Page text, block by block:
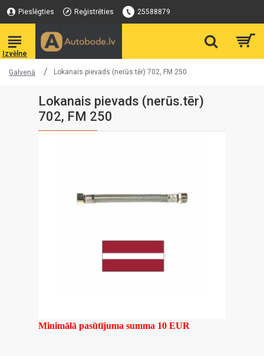
Pieslēgties Reģistrēties 25588879
Galvenā Lokanais pievads (nerūs.tēr) 702, FM 250
Lokanais pievads (nerūs.tēr)
702, FM 250
Minimālā pasūtījuma summa 10 EUR